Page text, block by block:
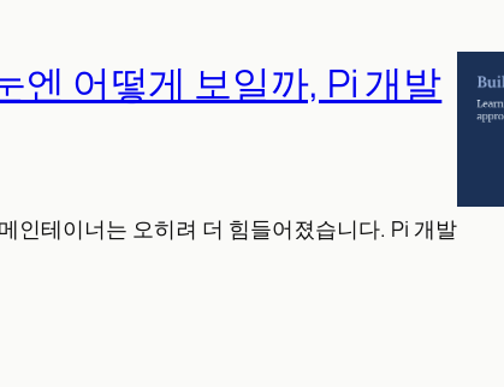
엔 어떻게 보일까, Pi 개발
인테이너는 오히려 더 힘들어졌습니다. Pi 개발